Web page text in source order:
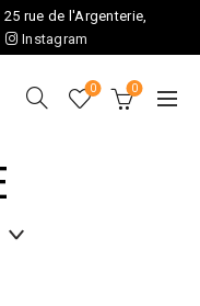
rue de l'Argenterie,
Instagram
0 0